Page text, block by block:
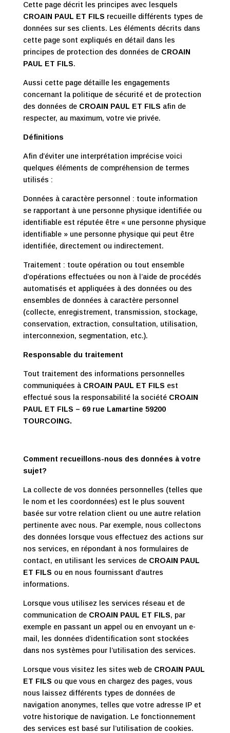
Cette page décrit les principes avec lesquels
CROAIN PAUL ET FILS recueille différents types de
données sur ses clients. Les éléments décrits dans
cette page sont expliqués en détail dans les
principes de protection des données de CROAIN
PAUL ET FILS.
Aussi cette page détaille les engagements
concernant la politique de sécurité et de protection
des données de CROAIN PAUL ET FILS afin de
respecter, au maximum, votre vie privée.
Définitions
Afin d’éviter une interprétation imprécise voici
quelques éléments de compréhension de termes
utilisés :
Données à caractère personnel : toute information
se rapportant à une personne physique identifiée ou
identifiable est réputée être « une personne physique
identifiable » une personne physique qui peut être
identifiée, directement ou indirectement.
Traitement : toute opération ou tout ensemble
d’opérations effectuées ou non à l’aide de procédés
automatisés et appliquées à des données ou des
ensembles de données à caractère personnel
(collecte, enregistrement, transmission, stockage,
conservation, extraction, consultation, utilisation,
interconnexion, segmentation, etc.).
Responsable du traitement
Tout traitement des informations personnelles
communiquées à CROAIN PAUL ET FILS est
effectué sous la responsabilité la société CROAIN
PAUL ET FILS – 69 rue Lamartine 59200
TOURCOING.
Comment recueillons-nous des données à votre
sujet?
La collecte de vos données personnelles (telles que
le nom et les coordonnées) est le plus souvent
basée sur votre relation client ou une autre relation
pertinente avec nous. Par exemple, nous collectons
des données lorsque vous effectuez des actions sur
nos services, en répondant à nos formulaires de
contact, en utilisant les services de CROAIN PAUL
ET FILS ou en nous fournissant d’autres
informations.
Lorsque vous utilisez les services réseau et de
communication de CROAIN PAUL ET FILS, par
exemple en passant un appel ou en envoyant un e-
mail, les données d’identification sont stockées
dans nos systèmes pour l’utilisation des services.
Lorsque vous visitez les sites web de CROAIN PAUL
ET FILS ou que vous en chargez des pages, vous
nous laissez différents types de données de
navigation anonymes, telles que votre adresse IP et
votre historique de navigation. Le fonctionnement
des services est basé sur l’utilisation de cookies.